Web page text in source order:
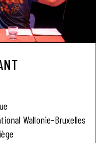
Wallonie-Bruxelles